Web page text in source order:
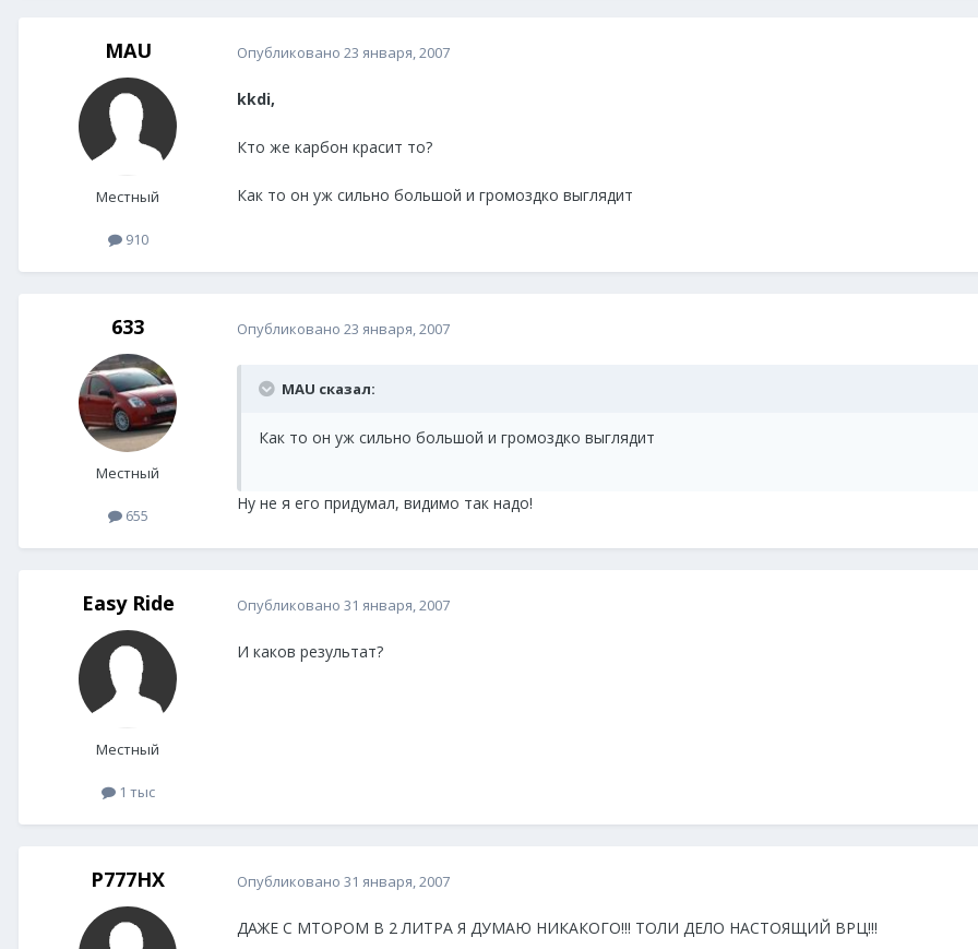
MAU
Местный
910
Опубликовано 23 января, 2007
kkdi,
Кто же карбон красит то?
Как то он уж сильно большой и громоздко выглядит
633
Местный
655
Опубликовано 23 января, 2007
MAU сказал:
Как то он уж сильно большой и громоздко выглядит
Ну не я его придумал, видимо так надо!
Easy Ride
Местный
1 тыс
Опубликовано 31 января, 2007
И каков результат?
P777HX Опубликовано 31 января, 2007
ДАЖЕ С МТОРОМ В 2 ЛИТРА Я ДУМАЮ НИКАКОГО!!! ТОЛИ ДЕЛО НАСТОЯЩИЙ ВРЦ!!!